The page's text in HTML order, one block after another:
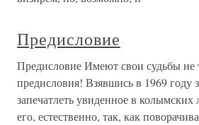
Предисловие
Предисловие Имеют свои судьбы не
предисловия! Взявшись в 1969 году
запечатлеть увиденное в колымских
его, естественно, так, как